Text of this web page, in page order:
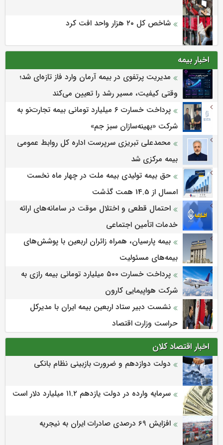
شاخص کل ۲۰ هزار واحد افت کرد
اخبار بیمه
مدیریت پرتفوی در بیمه آرمان وارد فاز تازه‌ای شد؛
وقتی کیفیت، مسیر رشد را تعیین می‌کند
پرداخت خسارت ۶ میلیارد تومانی بیمه تجارت‌نو به
شرکت «بهینه‌سازان سبز جم»
محمدعلی تبریزی سرپرست اداره كل روابط عمومی
بیمه مركزی شد
حق بیمه تولیدی بیمه ملت در چهار ماه نخست
امسال از 14.5 همت گذشت
احتمال قطعی و اختلال موقت در سامانه‌های ارائه
خدمات اتأمین اجتماعی
بیمه پارسیان، همراه زائران اربعین با پوشش‌های
بیمه‌های مسئولیت
پرداخت خسارت ۵۰۰ میلیارد تومانی بیمه رازی به
شرکت هواپیمایی کارون
نشست دبیر ستاد اربعین بیمه ایران با مدیرکل
حراست وزارت اقتصاد
اخبار اقتصاد کلان
دولت دوازدهم و ضرورت بازبینی نظام بانکی
سرمایه وارده در دولت یازدهم ۱۱.۲ میلیارد دلار است
افزایش 69 درصدی صادرات ایران به نیجریه